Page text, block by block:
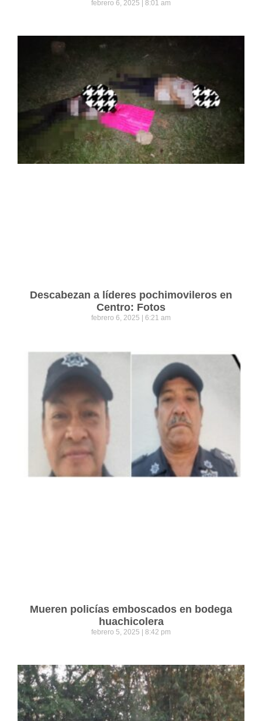
febrero 6, 2025 8:01 am
Descabezan a líderes pochimovileros en
Centro: Fotos
febrero 6, 2025 6:21 am
Mueren policías emboscados en bodega
huachicolera
febrero 5, 2025 8:42 pm